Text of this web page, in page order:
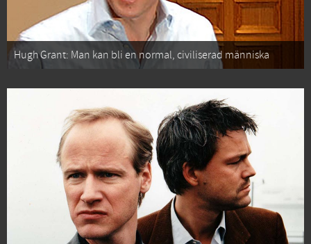
Hugh Grant: Man kan bli en normal, civiliserad människa